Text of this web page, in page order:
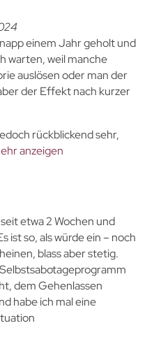
einem Jahr geholt und
warten, weil manche
auslösen oder man der
der Effekt nach kurzer
rückblickend sehr,
anzeigen
etwa 2 Wochen und
ist so, als würde ein – noch
blass aber stetig.
dem Gehenlassen
habe ich mal eine